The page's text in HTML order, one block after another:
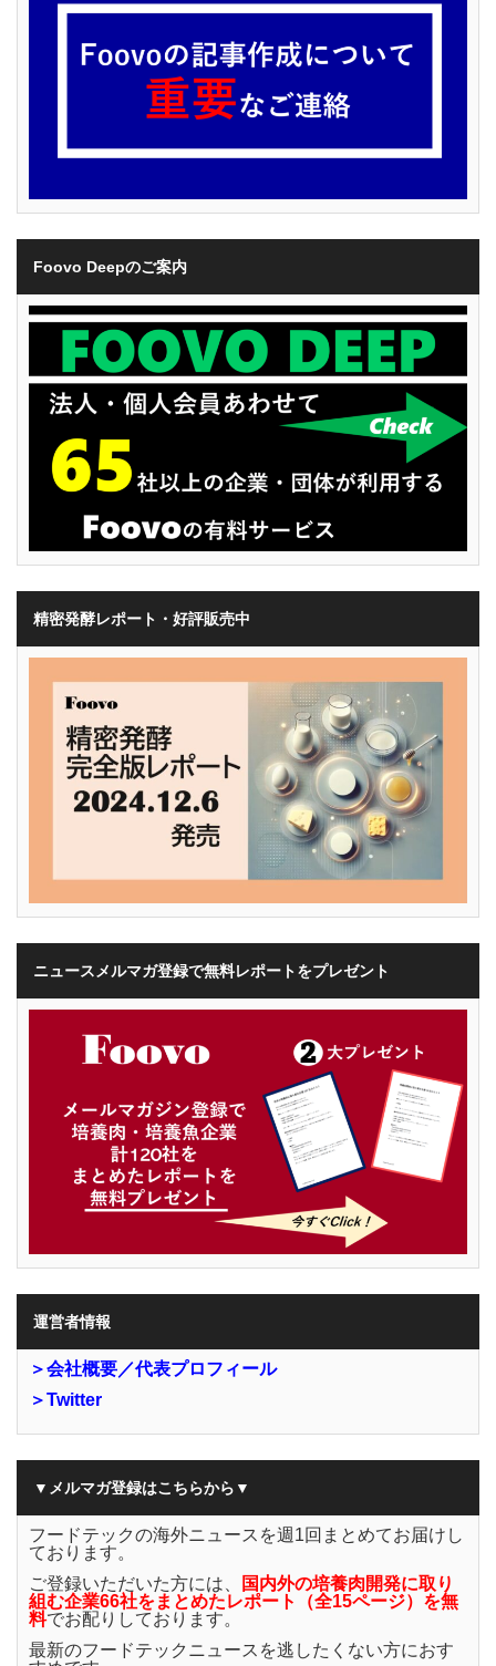
Foovo Deepのご案内
精密発酵レポート・好評販売中
ニュースメルマガ登録で無料レポートをプレゼント
運営者情報
＞会社概要／代表プロフィール
＞Twitter
▼メルマガ登録はこちらから▼
フードテックの海外ニュースを週1回まとめてお届けし
ております。
ご登録いただいた方には、
国内外の培養肉開発に取り
組む企業66社をまとめたレポート（全15ページ）を無
料でお配りしております。
最新のフードテックニュースを逃したくない方におす